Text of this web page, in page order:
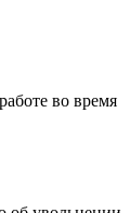
во время